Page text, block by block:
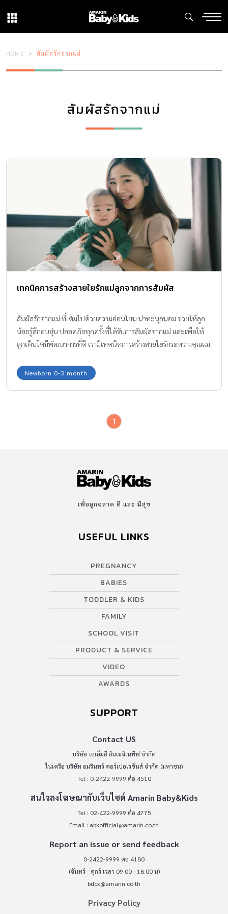
HOME สัมผัสรักจากแม่
สัมผัสรักจากแม่
เทคนิคการสร้างสายใยรักแม่ลูกจากการสัมผัส
สัมผัสรักจากแม่ ที่เต็มไปด้วยความอ่อนโยน น่าทะนุถนอม ช่วยให้ลูก
น้อยรู้สึกอบอุ่น ปลอดภัยทุกครั้งที่ได้รับการสัมผัสจากแม่ และเพื่อให้
ลูกเติบโตมีพัฒนาการที่ดี เรามีเทคนิคการสร้างสายใยรักระหว่างคุณแม่
Newborn 0-3 month
1
เพื่อลูกฉลาด ดี และ มีสุข
USEFUL LINKS
PREGNANCY
BABIES
TODDLER & KIDS
FAMILY
SCHOOL VISIT
PRODUCT & SERVICE
VIDEO
AWARDS
SUPPORT
Contact US
บริษัท เอเอ็มอี อิมเมจิเนทีฟ จำกัด
ในเครือ บริษัท อมรินทร์ คอร์เปอเรชั่นส์ จำกัด (มหาชน)
Tel : 0-2422-9999 ต่อ 4510
สนใจลงโฆษณากับเว็บไซต์ Amarin Baby&Kids
Tel : 02-422-9999 ต่อ 4775
Email : abkofficial@amarin.co.th
Report an issue or send feedback
0-2422-9999 ต่อ 4180
(จันทร์ - ศุกร์ เวลา 09.00 - 18.00 น)
bdcx@amarin.co.th
Privacy Policy